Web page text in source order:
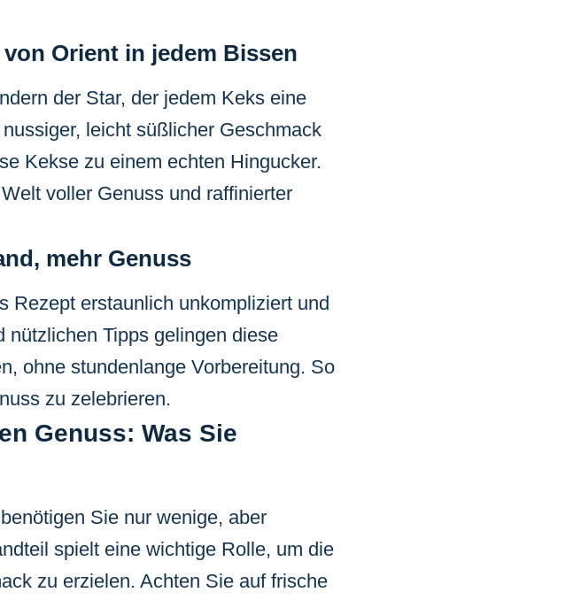
Orient in jedem Bissen
der Star, der jedem Keks eine
leicht süßlicher Geschmack
Kekse zu einem echten Hingucker.
voller Genuss und raffinierter
mehr Genuss
Rezept erstaunlich unkompliziert und
nützlichen Tipps gelingen diese
ohne stundenlange Vorbereitung. So
zu zelebrieren.
Genuss: Was Sie
Sie nur wenige, aber
spielt eine wichtige Rolle, um die
zu erzielen. Achten Sie auf frische